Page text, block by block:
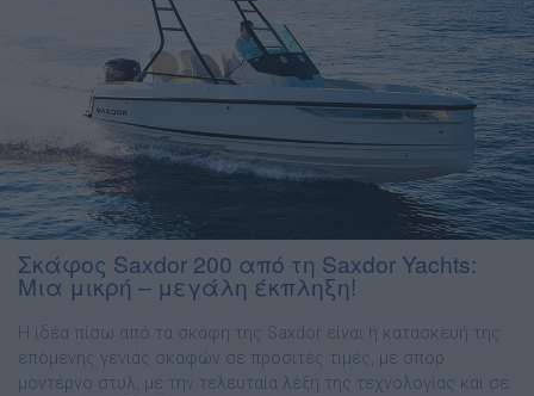
Σκάφος Saxdor 200 από τη Saxdor Yachts:
Μια μικρή – μεγάλη έκπληξη!
Η ιδέα πίσω από τα σκάφη της Saxdor είναι η κατασκευή της
επόµενης γενιάς σκαφών σε προσιτές τιµές, µε σπορ
µοντέρνο στυλ, µε την τελευταία λέξη της τεχνολογίας και σε